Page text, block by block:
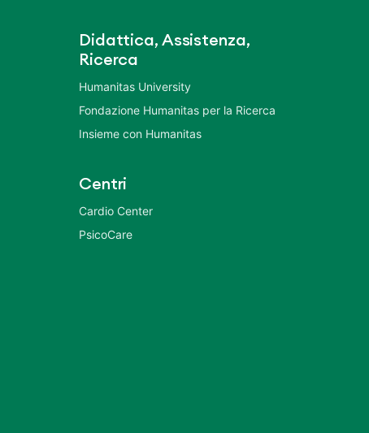
Didattica, Assistenza,
Ricerca
Humanitas University
Fondazione Humanitas per la Ricerca
Insieme con Humanitas
Centri
Cardio Center
PsicoCare